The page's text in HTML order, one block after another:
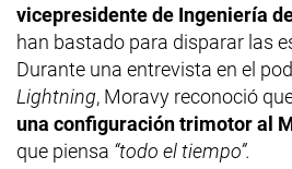
vicepresidente de Ingeniería
han bastado para disparar las
Durante una entrevista en el
Lightning, Moravy reconoció
una configuración trimotor al
que piensa “todo el tiempo”.